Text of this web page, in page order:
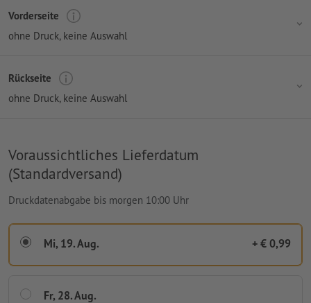
Vorderseite
ohne Druck, keine Auswahl
Rückseite
ohne Druck, keine Auswahl
Voraussichtliches Lieferdatum
(Standardversand)
Druckdatenabgabe bis morgen 10:00 Uhr
Mi, 19. Aug. + € 0,99
Fr, 28. Aug.